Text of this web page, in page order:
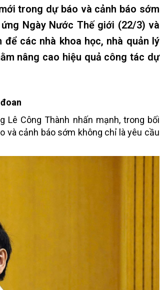
trong dự báo và cảnh báo sớm
Ngày Nước Thế giới (22/3) và
các nhà khoa học, nhà quản lý
nâng cao hiệu quả công tác dự
Lê Công Thành nhấn mạnh, trong bối
và cảnh báo sớm không chỉ là yêu cầu